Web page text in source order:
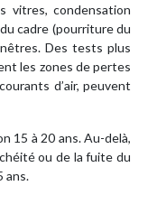
vitres, condensation
cadre (pourriture du
Des tests plus
les zones de pertes
d’air, peuvent
15 à 20 ans. Au-delà,
ou de la fuite du
ans.